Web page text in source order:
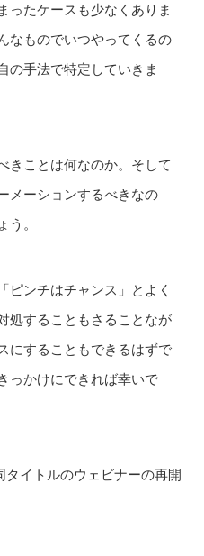
ったケースも少なくありま
なものでいつやってくるの
の手法で特定していきま
きことは何なのか。そして
メーションするべきなの
。
ピンチはチャンス」とよく
処することもさることなが
にすることもできるはずで
っかけにできれば幸いで
イトルのウェビナーの再開